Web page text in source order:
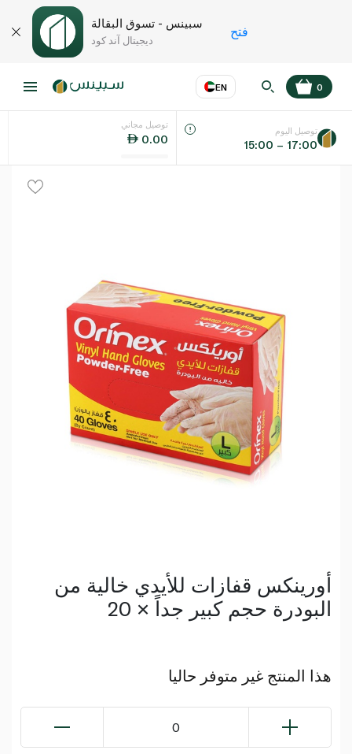
سبينس - تسوق البقالة
ديجيتال آند كود
فتح
EN
اللغة عر
0
توصيل مجاني
0.00
توصيل اليوم
15:00 – 17:00
أورينكس قفازات للأيدي خالية من
البودرة حجم كبير جداً × 20
هذا المنتج غير متوفر حاليا
0